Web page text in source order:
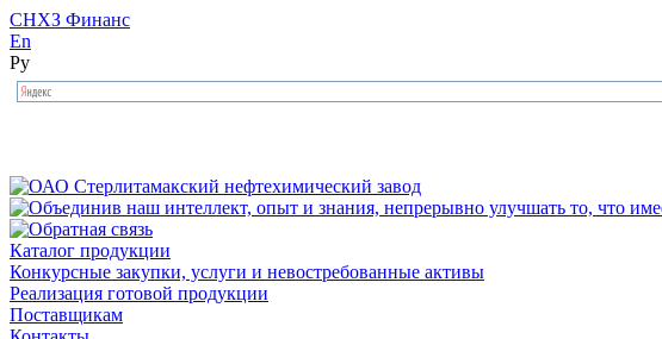
СНХЗ Финанс
En
Ру
Каталог продукции
Конкурсные закупки, услуги и невостребованные активы
Реализация готовой продукции
Поставщикам